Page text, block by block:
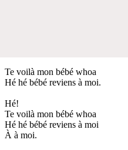
Te voilà mon bébé whoa
Hé hé bébé reviens à moi.
Hé!
Te voilà mon bébé whoa
Hé hé bébé reviens à moi
À à moi.